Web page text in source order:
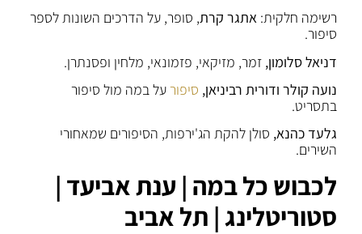
רשימה חלקית:אתגר קרת, סופר, על הדרכים השונות לספר
סיפור.
דניאל סלומון, זמר, מזיקאי, פזמונאי, מלחין ופסנתרן.
נועה קולר ודורית רביניאן, סיפורעל במה מול סיפור
בתסריט.
גלעד כהנא, סולן להקת הג'ירפות, הסיפורים שמאחורי
השירים.
לכבוש כל במה | ענת אביעד |
סטוריטלינג | תל אביב